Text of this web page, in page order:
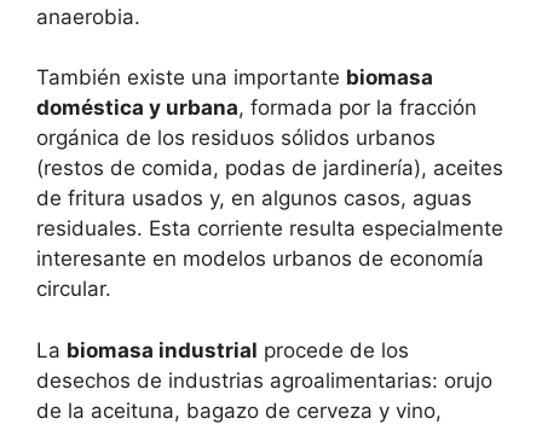
anaerobia.
También existe una importante biomasa
doméstica y urbana, formada por la fracción
orgánica de los residuos sólidos urbanos
(restos de comida, podas de jardinería), aceites
de fritura usados y, en algunos casos, aguas
residuales. Esta corriente resulta especialmente
interesante en modelos urbanos de economía
circular.
La biomasa industrial procede de los
desechos de industrias agroalimentarias: orujo
de la aceituna, bagazo de cerveza y vino,